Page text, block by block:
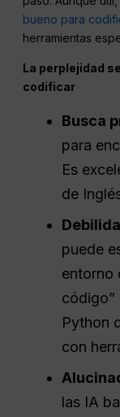
bueno para
herramientas
La perplejidad
codificar
Busca
para
Es
de
puede
entorno
código”
Python
con
las IA